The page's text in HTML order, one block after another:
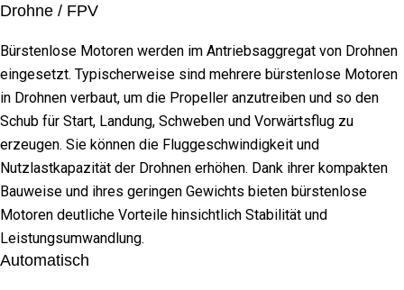
Drohne / FPV
Bürstenlose Motoren werden im Antriebsaggregat von Drohnen
eingesetzt. Typischerweise sind mehrere bürstenlose Motoren
in Drohnen verbaut, um die Propeller anzutreiben und so den
Schub für Start, Landung, Schweben und Vorwärtsflug zu
erzeugen. Sie können die Fluggeschwindigkeit und
Nutzlastkapazität der Drohnen erhöhen. Dank ihrer kompakten
Bauweise und ihres geringen Gewichts bieten bürstenlose
Motoren deutliche Vorteile hinsichtlich Stabilität und
Leistungsumwandlung.
Automatisch